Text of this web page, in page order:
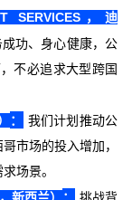
SERVICES，迪
功、身心健康，公
不必追求大型跨国
：
我们计划推动公
市场的投入增加，
场景。
西兰）
：
挑战背